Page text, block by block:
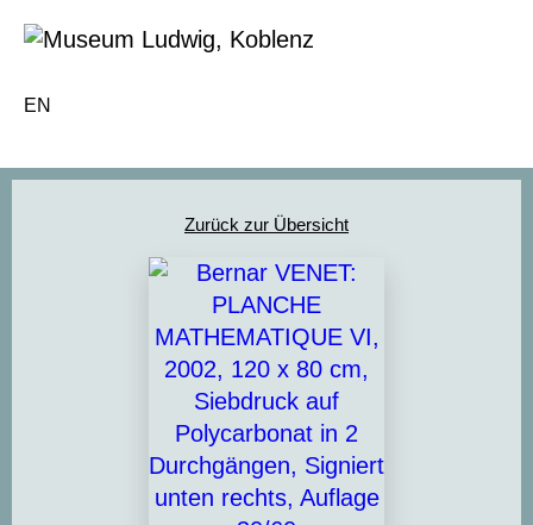
EN
Zurück zur Übersicht